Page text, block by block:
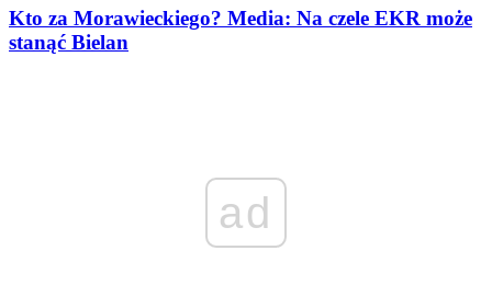
Kto za Morawieckiego? Media: Na czele EKR może
stanąć Bielan
ad